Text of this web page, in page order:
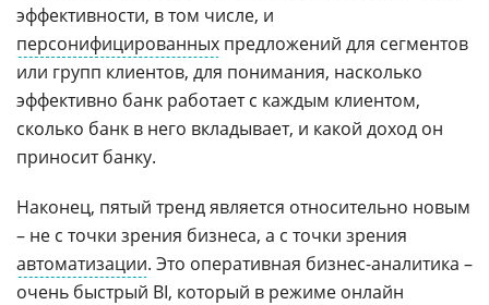
эффективности, в том числе, и
персонифицированных предложений для сегментов
или групп клиентов, для понимания, насколько
эффективно банк работает с каждым клиентом,
сколько банк в него вкладывает, и какой доход он
приносит банку.
Наконец, пятый тренд является относительно новым
– не с точки зрения бизнеса, а с точки зрения
автоматизации. Это оперативная бизнес-аналитика –
очень быстрый BI, который в режиме онлайн